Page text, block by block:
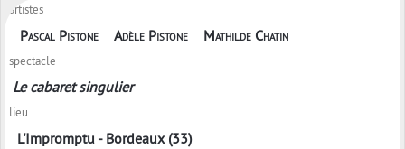
artistes
Pascal Pistone Adèle Pistone Mathilde Chatin
spectacle
Le cabaret singulier
lieu
L'Impromptu - Bordeaux (33)